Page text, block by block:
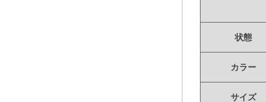
状態
カラー
サイズ